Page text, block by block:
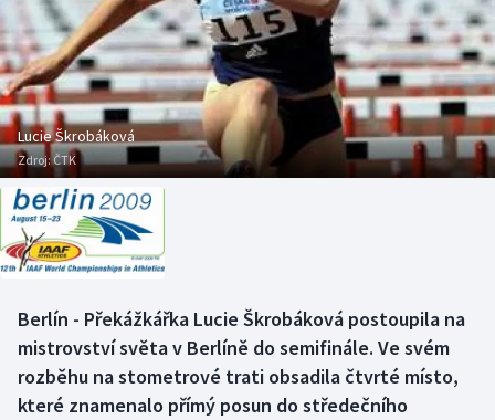
Americký fotbal
Baseball a softbal
Basketbal
Biatlon
Boby a skeleton
Curling
Dostihy
NEPŘEHLÉDNĚTE
Soutěže
Historické návraty
Aplikace ČT sport
AZ kvíz
Lucie Škrobáková
Zdroj:ČTK
Berlín - Překážkářka Lucie Škrobáková postoupila na
mistrovství světa v Berlíně do semifinále. Ve svém
rozběhu na stometrové trati obsadila čtvrté místo,
které znamenalo přímý posun do středečního